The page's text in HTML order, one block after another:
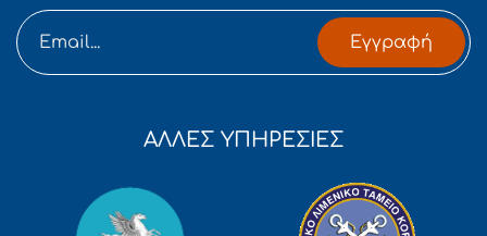
Εγγραφή
ΑΛΛΕΣ ΥΠΗΡΕΣΙΕΣ